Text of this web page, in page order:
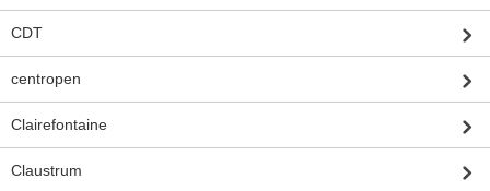
CDT
centropen
Clairefontaine
Claustrum